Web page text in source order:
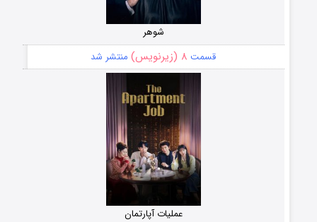
شوهر
قسمت ۸ (زیرنویس) منتشر شد
عملیات آپارتمان